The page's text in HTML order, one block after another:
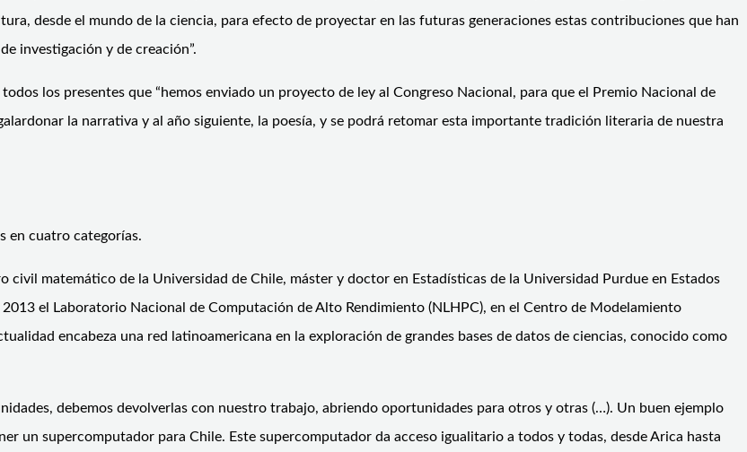
desde el mundo de la ciencia, para efecto de proyectar en las futuras generaciones estas contribuciones que han
investigación y de creación”.
los presentes que “hemos enviado un proyecto de ley al Congreso Nacional, para que el Premio Nacional de
la narrativa y al año siguiente, la poesía, y se podrá retomar esta importante tradición literaria de nuestra
en cuatro categorías.
civil matemático de la Universidad de Chile, máster y doctor en Estadísticas de la Universidad Purdue en Estados
el Laboratorio Nacional de Computación de Alto Rendimiento (NLHPC), en el Centro de Modelamiento
encabeza una red latinoamericana en la exploración de grandes bases de datos de ciencias, conocido como
debemos devolverlas con nuestro trabajo, abriendo oportunidades para otros y otras (…). Un buen ejemplo
un supercomputador para Chile. Este supercomputador da acceso igualitario a todos y todas, desde Arica hasta